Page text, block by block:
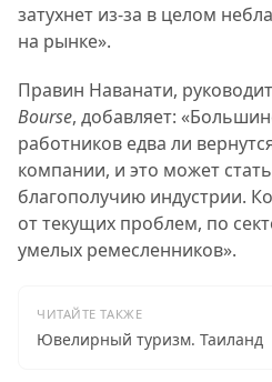
затухнет из-за в целом
на рынке».
Правин Наванати,
Bourse, добавляет:
работников едва ли
компании, и это может
благополучию индустрии.
от текущих проблем, по
умелых ремесленников».
ЧИТАЙТЕ ТАКЖЕ
Ювелирный туризм. Таиланд